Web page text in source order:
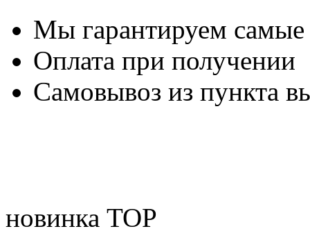
Мы гарантируем
Оплата при получении
Самовывоз из пункта
новинка TOP